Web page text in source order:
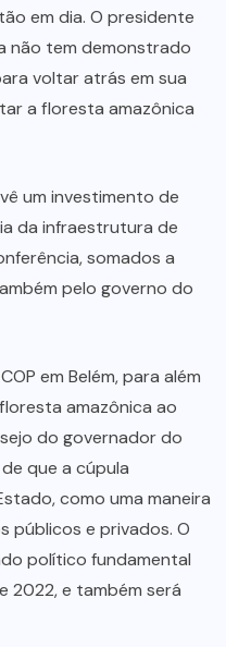
em dia. O presidente
não tem demonstrado
voltar atrás em sua
a floresta amazônica
um investimento de
da infraestrutura de
somados a
pelo governo do
em Belém, para além
amazônica ao
do governador do
que a cúpula
como uma maneira
públicos e privados. O
político fundamental
2022, e também será